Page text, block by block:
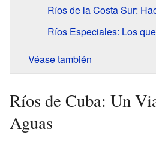
Ríos de la Costa Sur:
Ríos Especiales: Los
Véase también
Ríos de Cuba: Un
Aguas